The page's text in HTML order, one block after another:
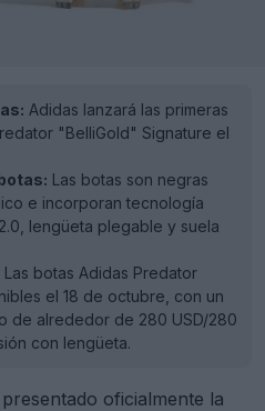
Adidas lanzará las primeras
"BelliGold" Signature el
Las botas son negras
e incorporan tecnología
lengüeta plegable y suela
Las botas Adidas Predator
el 18 de octubre, con un
de alrededor de 280 USD/280
con lengüeta.
oficialmente la